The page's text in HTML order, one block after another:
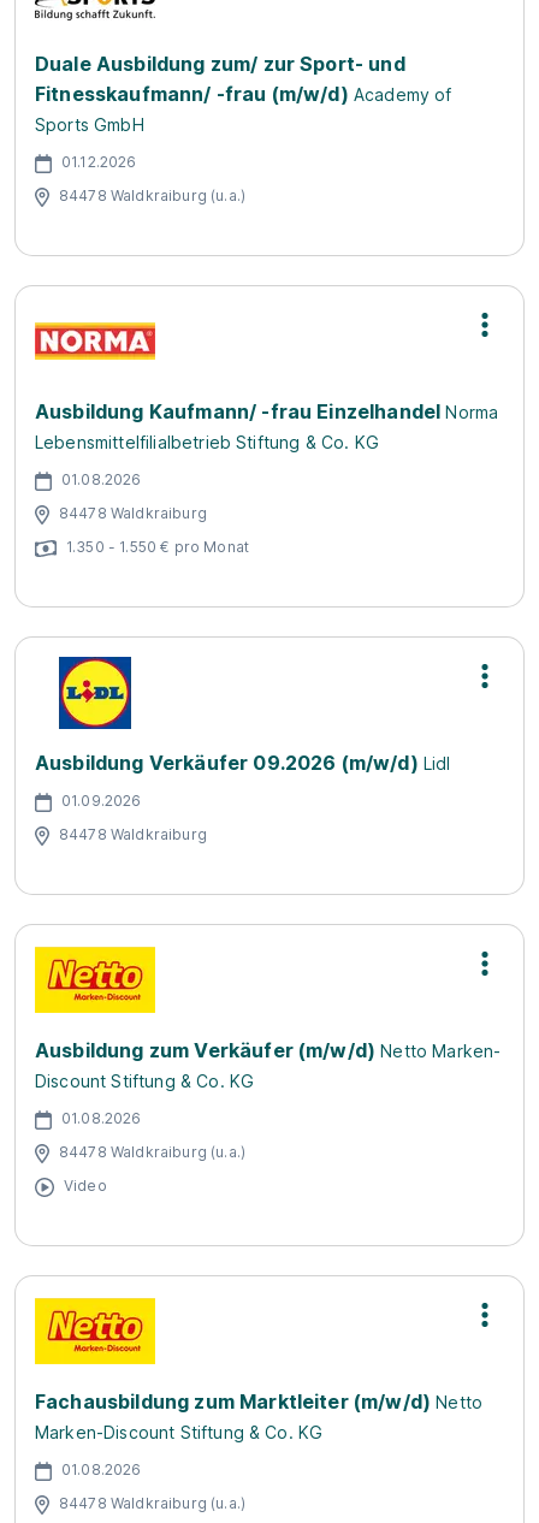
Duale Ausbildung zum/ zur Sport- und
Fitnesskaufmann/ -frau (m/w/d) Academy of
Sports GmbH
01.12.2026
84478 Waldkraiburg (u.a.)
Ausbildung Kaufmann/ -frau Einzelhandel Norma
Lebensmittelfilialbetrieb Stiftung & Co. KG
01.08.2026
84478 Waldkraiburg
1.350 - 1.550 € pro Monat
Ausbildung Verkäufer 09.2026 (m/w/d) Lidl
01.09.2026
84478 Waldkraiburg
Ausbildung zum Verkäufer (m/w/d) Netto Marken-
Discount Stiftung & Co. KG
01.08.2026
84478 Waldkraiburg (u.a.)
Video
Fachausbildung zum Marktleiter (m/w/d) Netto
Marken-Discount Stiftung & Co. KG
01.08.2026
84478 Waldkraiburg (u.a.)